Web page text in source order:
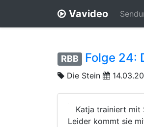
Vavideo
RBB Folge 24:
Die Stein
Katja trainiert mit
Leider kommt sie